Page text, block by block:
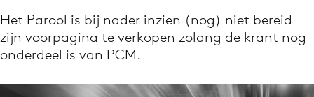
Volg het laatste nieuws via de Adformatie
Nieuws app
Het Parool is bij nader inzien (nog) niet bereid
zijn voorpagina te verkopen zolang de krant nog
onderdeel is van PCM.